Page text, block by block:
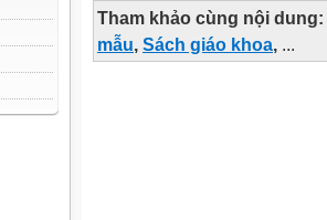
Tham khảo cùng nội dung:
mẫu, Sách giáo khoa, ...